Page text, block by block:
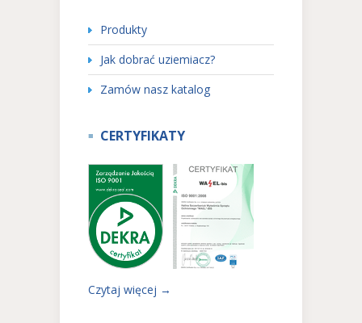
Produkty
Jak dobrać uziemiacz?
Zamów nasz katalog
CERTYFIKATY
Czytaj więcej →